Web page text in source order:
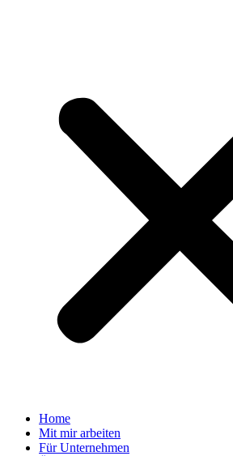
Home
Mit mir arbeiten
Für Unternehmen